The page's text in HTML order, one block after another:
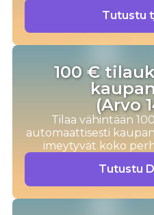
Tutustu
100 €
(Arvo
Tilaa vähintään
automaattisesti
imeytyvät koko
Tutustu